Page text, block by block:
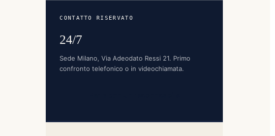
CONTATTO RISERVATO
24/7
Sede Milano, Via Adeodato Ressi 21. Primo
confronto telefonico o in videochiamata.